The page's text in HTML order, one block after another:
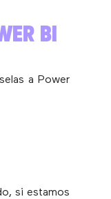
BI
a Power
si estamos